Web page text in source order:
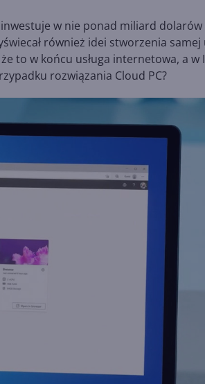
w nie ponad miliard dolarów
również idei stworzenia samej
to w końcu usługa internetowa, a w
rozwiązania Cloud PC?